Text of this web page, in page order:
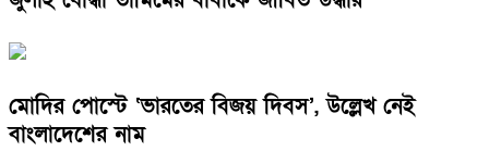
মোদির পোস্টে ‘ভারতের বিজয় দিবস’, উল্লেখ নেই
বাংলাদেশের নাম